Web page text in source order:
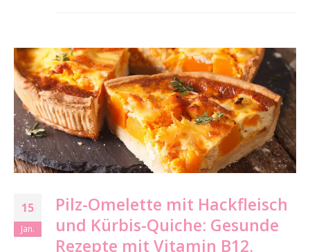
15
Jan.
Pilz-Omelette mit Hackfleisch
und Kürbis-Quiche: Gesunde
Rezepte mit Vitamin B12.